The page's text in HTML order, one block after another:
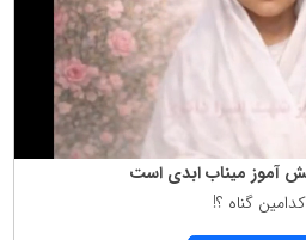
آموز میناب ابدی است
گناه ؟!